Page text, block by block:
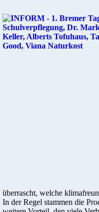
überrascht, welche
In der Regel stammen die